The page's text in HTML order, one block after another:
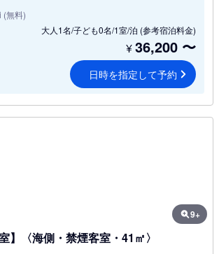
(無料)
大人1名/子ども0名/1室/泊 (参考宿泊料金)
¥36,200 〜
日時を指定して予約
9+
】〈海側・禁煙客室・41㎡〉